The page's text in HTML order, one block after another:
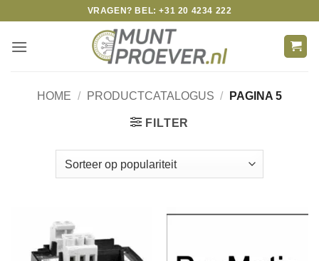
content
VRAGEN? BEL: +31 20 4234 222
HOME / PRODUCTCATALOGUS / PAGINA 5
FILTER